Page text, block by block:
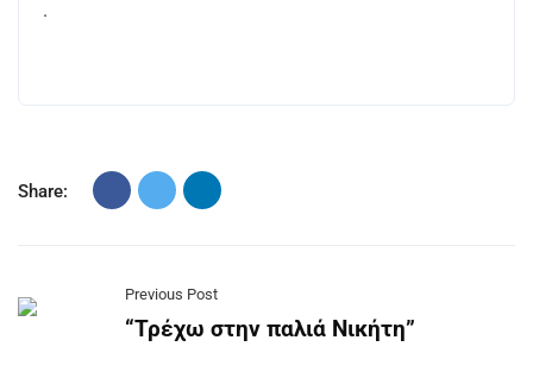
.
Share:
Previous Post
“Τρέχω στην παλιά Νικήτη”